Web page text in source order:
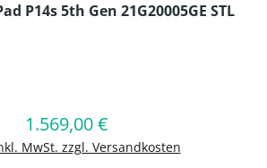
P14s 5th Gen 21G20005GE STL
Regulärer Preis:
1.569,00 €
MwSt. zzgl. Versandkosten
In den Warenkorb